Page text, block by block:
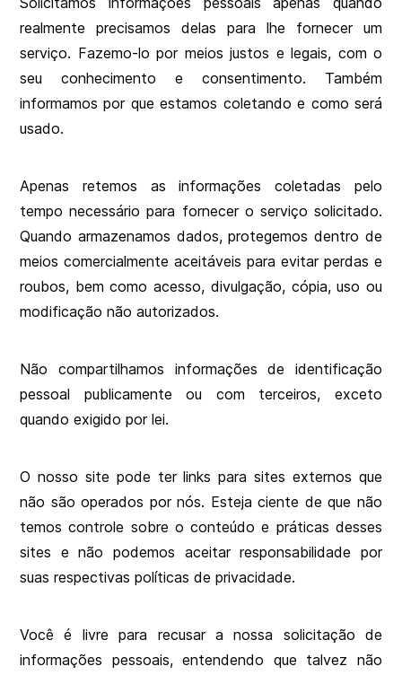
realmente precisamos delas para lhe fornecer um
serviço. Fazemo-lo por meios justos e legais, com o
seu conhecimento e consentimento. Também
informamos por que estamos coletando e como será
usado.
Apenas retemos as informações coletadas pelo
tempo necessário para fornecer o serviço solicitado.
Quando armazenamos dados, protegemos dentro de
meios comercialmente aceitáveis para evitar perdas e
roubos, bem como acesso, divulgação, cópia, uso ou
modificação não autorizados.
Não compartilhamos informações de identificação
pessoal publicamente ou com terceiros, exceto
quando exigido por lei.
O nosso site pode ter links para sites externos que
não são operados por nós. Esteja ciente de que não
temos controle sobre o conteúdo e práticas desses
sites e não podemos aceitar responsabilidade por
suas respectivas políticas de privacidade.
Você é livre para recusar a nossa solicitação de
informações pessoais, entendendo que talvez não